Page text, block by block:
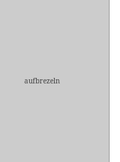
aufbrezeln